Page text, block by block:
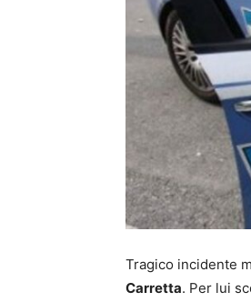
Tragico incidente
Carretta. Per lui